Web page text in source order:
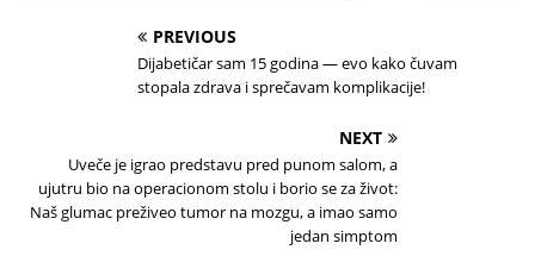
PREVIOUS
Dijabetičar sam 15 godina — evo kako čuvam
stopala zdrava i sprečavam komplikacije!
NEXT
Uveče je igrao predstavu pred punom salom, a
ujutru bio na operacionom stolu i borio se za život:
Naš glumac preživeo tumor na mozgu, a imao samo
jedan simptom